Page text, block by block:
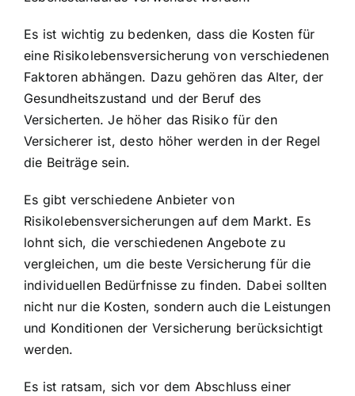
Es ist wichtig zu bedenken, dass die Kosten für
eine Risikolebensversicherung von verschiedenen
Faktoren abhängen. Dazu gehören das Alter, der
Gesundheitszustand und der Beruf des
Versicherten. Je höher das Risiko für den
Versicherer ist, desto höher werden in der Regel
die Beiträge sein.
Es gibt verschiedene Anbieter von
Risikolebensversicherungen auf dem Markt. Es
lohnt sich, die verschiedenen Angebote zu
vergleichen, um die beste Versicherung für die
individuellen Bedürfnisse zu finden. Dabei sollten
nicht nur die Kosten, sondern auch die Leistungen
und Konditionen der Versicherung berücksichtigt
werden.
Es ist ratsam, sich vor dem Abschluss einer